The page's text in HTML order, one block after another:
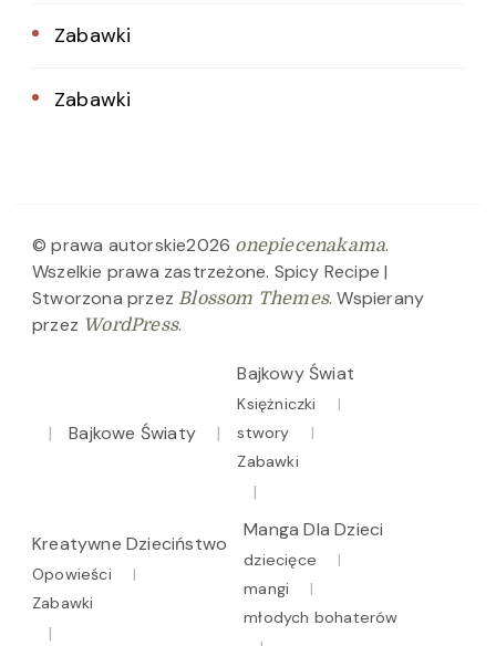
Zabawki
Zabawki
© prawa autorskie2026 onepiecenakama.
Wszelkie prawa zastrzeżone. Spicy Recipe |
Stworzona przez Blossom Themes. Wspierany
przez WordPress.
Bajkowe Światy
Bajkowy Świat
Księżniczki
stwory
Zabawki
Kreatywne Dzieciństwo
Opowieści
Zabawki
Manga Dla Dzieci
dziecięce
mangi
młodych bohaterów